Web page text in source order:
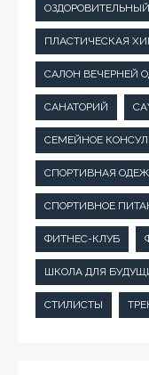
ПЛАСТИЧЕСКАЯ
САЛОН ВЕЧЕРНЕЙ
САНАТОРИЙ
СЕМЕЙНОЕ
СПОРТИВНАЯ
СПОРТИВНОЕ
ФИТНЕС-КЛУБ
ШКОЛА ДЛЯ
СТИЛИСТЫ